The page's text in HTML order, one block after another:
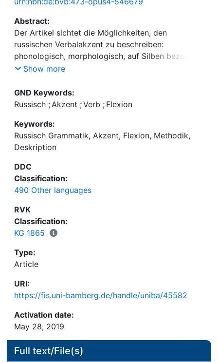
Abstract:
Der Artikel sichtet die Möglichkeiten, den
russischen Verbalakzent zu beschreiben:
phonologisch, morphologisch, auf Silben bezogen,
auf Stamm und Endung bezogen usw. und kommt
eindeutigen Ergebnis.
Show more
GND Keywords:
Russisch ; Akzent ;Verb ; Flexion
Keywords:
Russisch Grammatik, Akzent, Flexion, Methodik,
Deskription
DDC
Classification:
490 Other languages
RVK
Classification:
KG 1865
Type:
Article
URI:
https://fis.uni-bamberg.de/handle/uniba/45582
Activation date:
May 28, 2019
Full text/File(s)